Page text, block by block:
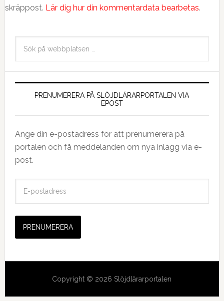
skräppost. Lär dig hur din kommentardata bearbetas.
PRENUMERERA PÅ SLÖJDLÄRARPORTALEN VIA
EPOST
Ange din e-postadress för att prenumerera på
portalen och få meddelanden om nya inlägg via e-
post.
s
a
Copyright © 2026 Slöjdlärarportalen